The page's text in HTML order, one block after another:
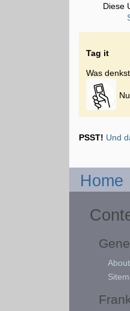
Diese
Tag it
Was
PSST! Und
Home
About